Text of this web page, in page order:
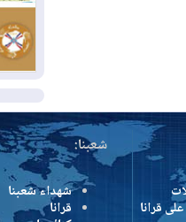
08-01
يومياً
المزيد
شعبنا:
شهداء شعبنا
قرانا